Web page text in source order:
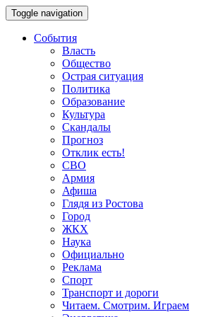
Toggle navigation
События
Власть
Общество
Острая ситуация
Политика
Образование
Культура
Скандалы
Прогноз
Отклик есть!
СВО
Армия
Афиша
Глядя из Ростова
Город
ЖКХ
Наука
Официально
Реклама
Спорт
Транспорт и дороги
Читаем. Смотрим. Играем